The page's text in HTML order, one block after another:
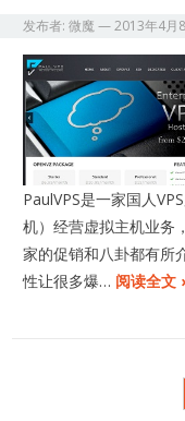
发布者:微魔—2013年4月
PaulVPS是一家国人
机）经营虚拟主机业务
家的促销和八卦都有所
性让很多爆… 阅读全文